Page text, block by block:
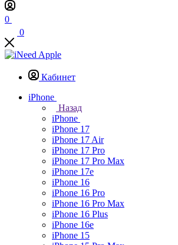
0
0
Кабинет
iPhone
Назад
iPhone
iPhone 17
iPhone 17 Air
iPhone 17 Pro
iPhone 17 Pro Max
iPhone 17e
iPhone 16
iPhone 16 Pro
iPhone 16 Pro Max
iPhone 16 Plus
iPhone 16e
iPhone 15